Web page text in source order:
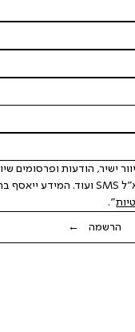
".
הרשמה ←